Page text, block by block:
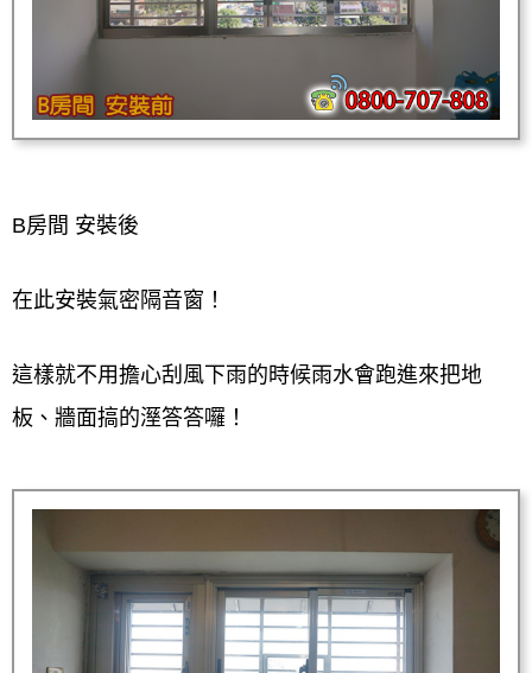
B房間 安裝後
在此安裝氣密隔音窗！
這樣就不用擔心刮風下雨的時候雨水會跑進來把地
板、牆面搞的溼答答囉！